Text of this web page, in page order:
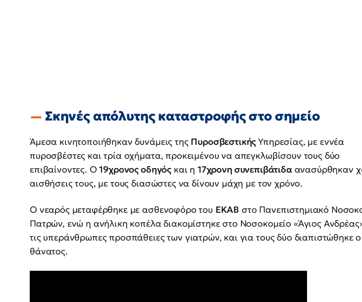
Σκηνές απόλυτης καταστροφής στο σημείο
Άμεσα κινητοποιήθηκαν δυνάμεις της ΠυροσβεστικήςΥπηρεσίας, με εννέα
πυροσβέστες και τρία οχήματα, προκειμένου να απεγκλωβίσουν τους δύο
επιβαίνοντες. Ο19χρονος οδηγός και η 17χρονη συνεπιβάτιδαανασύρθηκαν
αισθήσεις τους, με τους διασώστες να δίνουν μάχη με τον χρόνο.
Ο νεαρός μεταφέρθηκε με ασθενοφόρο του ΕΚΑΒ στο Πανεπιστημιακό
Πατρών, ενώ η ανήλικη κοπέλα διακομίστηκε στο Νοσοκομείο «Άγιος
τις υπεράνθρωπες προσπάθειες των γιατρών, και για τους δύο διαπιστώθηκε ο
θάνατος.